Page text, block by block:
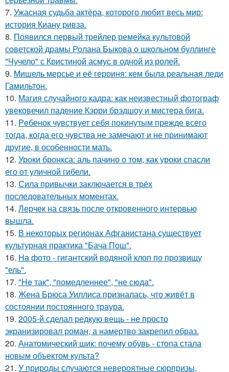
7. Ужасная судьба актёра, которого любит весь мир:
история Киану ривза.
8. Появился первый трейлер ремейка культовой
советской драмы Ролана Быкова о школьном буллинге
"Чучело" с Кристиной асмус в одной из ролей.
9. Мишель мерсье и её героиня: кем была реальная леди
Гамильтон.
10. Магия случайного кадра: как неизвестный фотограф
увековечил падение Кэрри брэдшоу и мистера бига.
11. Peбенок чувствует себя покинутым прежде всего
тогда, когда его чувства не замечают и не принимают
другие, в особенности мать.
12. Уроки бронкса: аль пачино о том, как уроки спасли
его от уличной гибели.
13. Сила привычки заключается в трёх
последовательных моментах.
14. Лерчек на связь после откровенного интервью
вышла.
15. В некоторых регионах Афганистана существует
культурная практика "Бача Пош".
16. На фото - гигантский водяной клоп по прозвищу
"ель".
17. "He так", "помедленнее", "не сюда".
18. Жена Брюса Уиллиса призналась, что живёт в
состоянии постоянного траура.
19. 2005-й сделал редкую вещь - не просто
экранизировал роман, а намертво закрепил образ.
20. Анатомический шик: почему обувь - стопа стала
новым объектом культа?
21. У природы случаются невероятные сюрпризы,